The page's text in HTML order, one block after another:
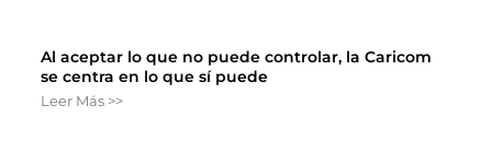
Al aceptar lo que no puede controlar, la Caricom
se centra en lo que sí puede
Leer Más >>